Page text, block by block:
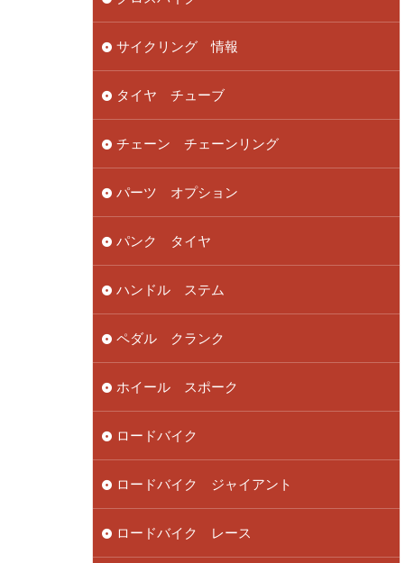
サイクリング 情報
タイヤ チューブ
チェーン チェーンリング
パーツ オプション
パンク タイヤ
ハンドル ステム
ペダル クランク
ホイール スポーク
ロードバイク
ロードバイク ジャイアント
ロードバイク レース